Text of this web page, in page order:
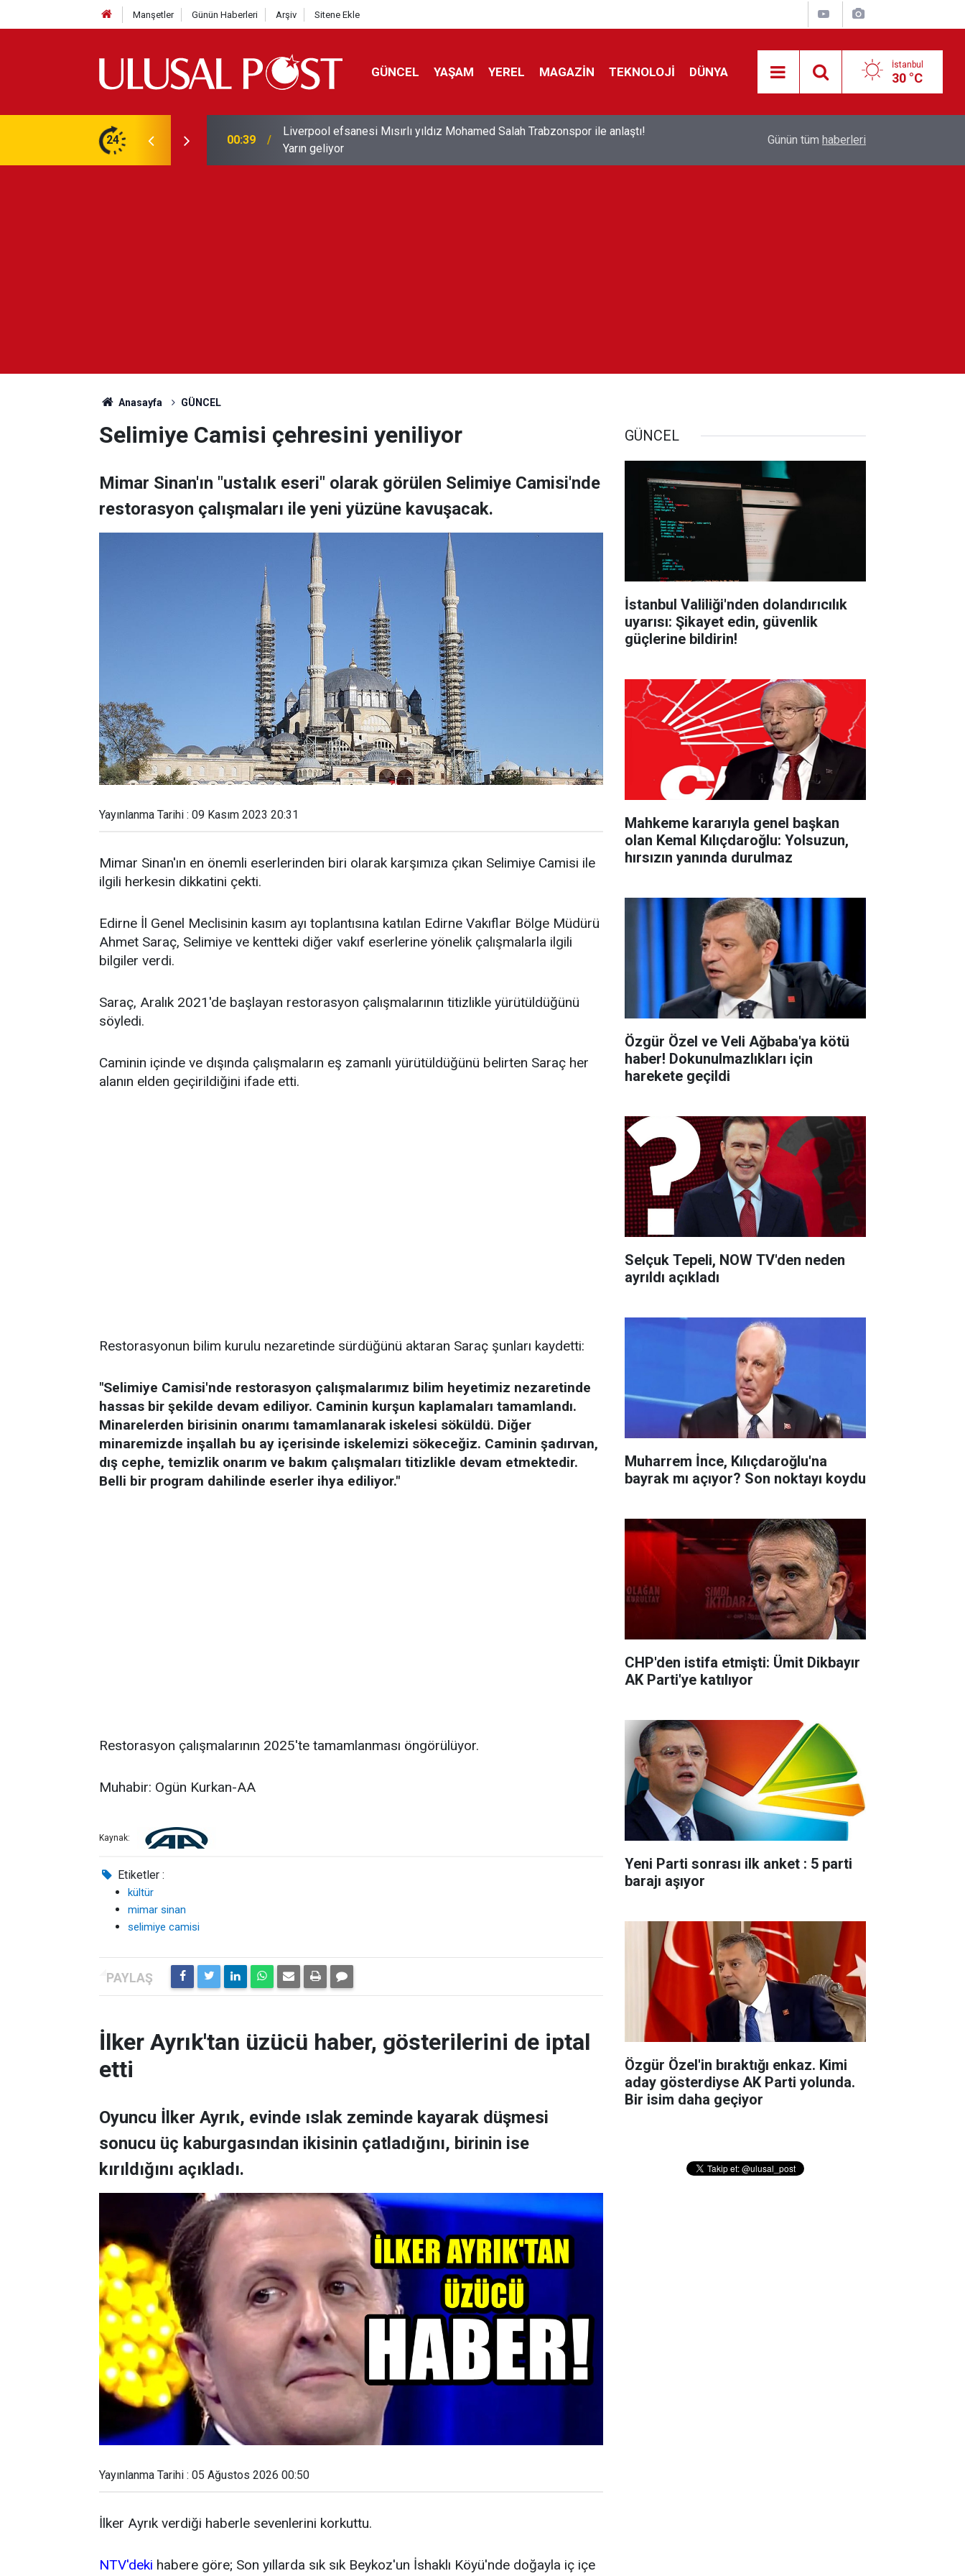
Manşetler Günün Haberleri Arşiv Sitene Ekle
GÜNCEL YAŞAM YEREL MAGAZİN TEKNOLOJİ DÜNYA İstanbul
30 °C
24 00:39
Liverpool efsanesi Mısırlı yıldız Mohamed Salah Trabzonspor ile anlaştı!
Yarın geliyor
Feridun Düzağaç sahnelere ara verdi: ''En az
Günün tüm haberleri
Anasayfa GÜNCEL
Selimiye Camisi çehresini yeniliyor
Mimar Sinan'ın "ustalık eseri" olarak görülen Selimiye Camisi'nde
restorasyon çalışmaları ile yeni yüzüne kavuşacak.
Yayınlanma Tarihi : 09 Kasım 2023 20:31
Mimar Sinan'ın en önemli eserlerinden biri olarak karşımıza çıkan Selimiye Camisi ile
ilgili herkesin dikkatini çekti.
Edirne İl Genel Meclisinin kasım ayı toplantısına katılan Edirne Vakıflar Bölge Müdürü
Ahmet Saraç, Selimiye ve kentteki diğer vakıf eserlerine yönelik çalışmalarla ilgili
bilgiler verdi.
Saraç, Aralık 2021'de başlayan restorasyon çalışmalarının titizlikle yürütüldüğünü
söyledi.
Caminin içinde ve dışında çalışmaların eş zamanlı yürütüldüğünü belirten Saraç her
alanın elden geçirildiğini ifade etti.
Restorasyonun bilim kurulu nezaretinde sürdüğünü aktaran Saraç şunları kaydetti:
"Selimiye Camisi'nde restorasyon çalışmalarımız bilim heyetimiz nezaretinde
hassas bir şekilde devam ediliyor. Caminin kurşun kaplamaları tamamlandı.
Minarelerden birisinin onarımı tamamlanarak iskelesi söküldü. Diğer
minaremizde inşallah bu ay içerisinde iskelemizi sökeceğiz. Caminin şadırvan,
dış cephe, temizlik onarım ve bakım çalışmaları titizlikle devam etmektedir.
Belli bir program dahilinde eserler ihya ediliyor."
Restorasyon çalışmalarının 2025'te tamamlanması öngörülüyor.
Muhabir: Ogün Kurkan-AA
Kaynak:
Etiketler :
kültür
mimar sinan
selimiye camisi
İlker Ayrık'tan üzücü haber, gösterilerini de iptal
etti
Oyuncu İlker Ayrık, evinde ıslak zeminde kayarak düşmesi
sonucu üç kaburgasından ikisinin çatladığını, birinin ise
kırıldığını açıkladı.
Yayınlanma Tarihi : 05 Ağustos 2026 00:50
İlker Ayrık verdiği haberle sevenlerini korkuttu.
NTV'deki habere göre; Son yıllarda sık sık Beykoz'un İshaklı Köyü'nde doğayla iç içe
GÜNCEL
İstanbul Valiliği'nden dolandırıcılık
uyarısı: Şikayet edin, güvenlik
güçlerine bildirin!
Mahkeme kararıyla genel başkan
olan Kemal Kılıçdaroğlu: Yolsuzun,
hırsızın yanında durulmaz
Özgür Özel ve Veli Ağbaba'ya kötü
haber! Dokunulmazlıkları için
harekete geçildi
Selçuk Tepeli, NOW TV'den neden
ayrıldı açıkladı
Muharrem İnce, Kılıçdaroğlu'na
bayrak mı açıyor? Son noktayı koydu
CHP'den istifa etmişti: Ümit Dikbayır
AK Parti'ye katılıyor
Yeni Parti sonrası ilk anket : 5 parti
barajı aşıyor
Özgür Özel'in bıraktığı enkaz. Kimi
aday gösterdiyse AK Parti yolunda.
Bir isim daha geçiyor